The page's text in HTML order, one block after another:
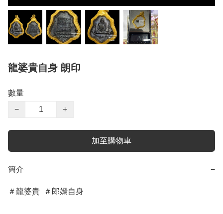
龍婆貴自身 朗印
數量
−
+
加至購物車
簡介 −
＃龍婆貴  ＃郎嫣自身